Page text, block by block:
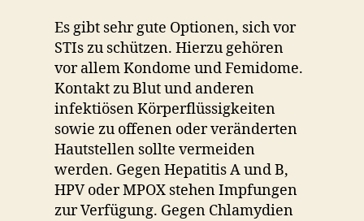
Es gibt sehr gute Optionen, sich vor
STIs zu schützen. Hierzu gehören
vor allem Kondome und Femidome.
Kontakt zu Blut und anderen
infektiösen Körperflüssigkeiten
sowie zu offenen oder veränderten
Hautstellen sollte vermeiden
werden. Gegen Hepatitis A und B,
HPV oder MPOX stehen Impfungen
zur Verfügung. Gegen Chlamydien